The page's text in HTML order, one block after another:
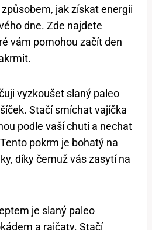
jak získat energii
dne. Zde najdete
vám pomohou začít den
vyzkoušet slaný paleo
Stačí smíchat vajíčka
podle vaší chuti a nechat
pokrm je bohatý na
díky čemuž vás zasytí na
je slaný paleo
a rajčaty. Stačí